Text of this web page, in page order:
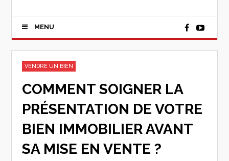
MENU
VENDRE UN BIEN
COMMENT SOIGNER LA
PRÉSENTATION DE VOTRE
BIEN IMMOBILIER AVANT
SA MISE EN VENTE ?